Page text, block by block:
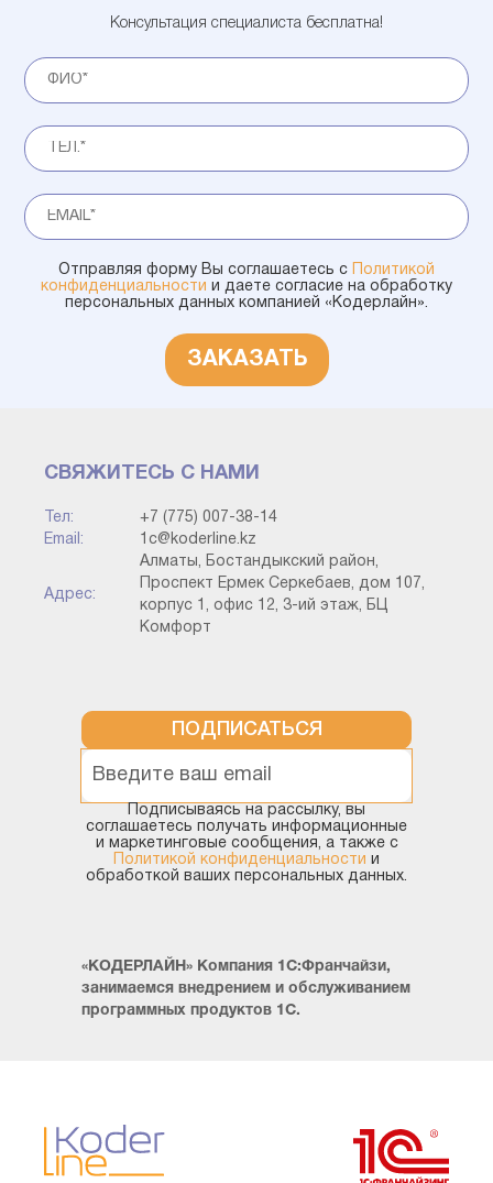
Консультация специалиста бесплатна!
Отправляя форму Вы соглашаетесь с
Политикой
конфиденциальности и даете согласие на обработку
персональных данных компанией «Кодерлайн».
ЗАКАЗАТЬ
СВЯЖИТЕСЬ С НАМИ
Тел:
+7 (775) 007-38-14
Email:
1c@koderline.kz
Адрес:
Алматы, Бостандыкский район,
Проспект Ермек Серкебаев, дом 107,
корпус 1, офис 12, 3-ий этаж, БЦ
Комфорт
ПОДПИСАТЬСЯ
Подписываясь на рассылку, вы
соглашаетесь получать информационные
и маркетинговые сообщения, а также с
Политикой конфиденциальности и
обработкой ваших персональных данных.
«КОДЕРЛАЙН» Компания 1С:Франчайзи,
занимаемся внедрением и обслуживанием
программных продуктов 1С.